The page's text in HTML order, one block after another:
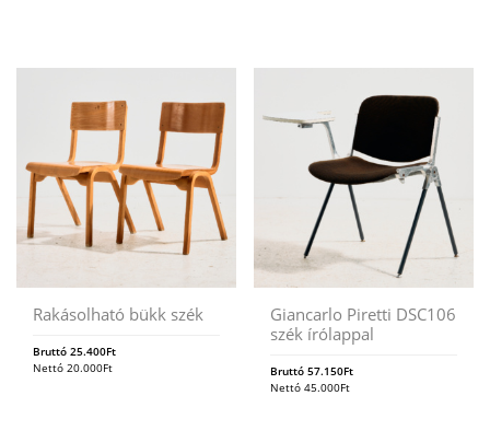
Rakásolható bükk szék
Bruttó 25.400Ft
Nettó 20.000Ft
Giancarlo Piretti DSC106
szék írólappal
Bruttó57.150Ft
Nettó45.000Ft